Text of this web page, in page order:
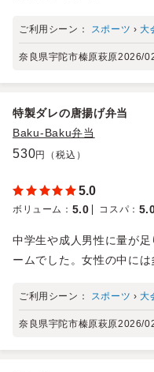
ご利用シーン： スポーツ ›大
奈良県宇陀市榛原萩原2026/
特製ダレの唐揚げ弁当
Baku-Baku弁当
530円（税込）
5.0
ボリューム ： 5.0 コスパ ：
中学生や成人男性に量が
ームでした。女性の中には
ご利用シーン： スポーツ ›大
奈良県宇陀市榛原萩原2026/